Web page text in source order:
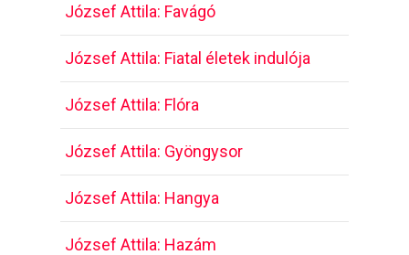
József Attila: Favágó
József Attila: Fiatal életek indulója
József Attila: Flóra
József Attila: Gyöngysor
József Attila: Hangya
József Attila: Hazám